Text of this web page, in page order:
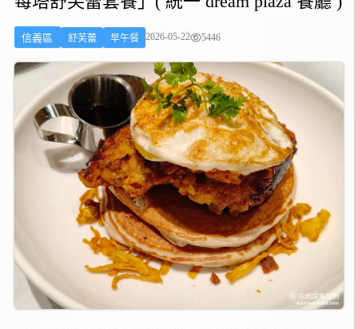
信義區 舒芙蕾 早午餐 2026-05-22 5446